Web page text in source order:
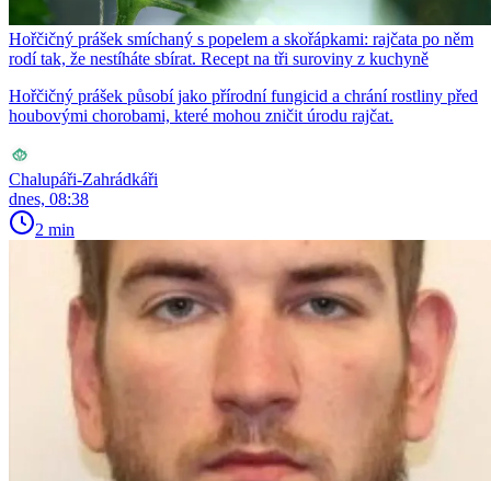
Hořčičný prášek smíchaný s popelem a skořápkami: rajčata po něm
rodí tak, že nestíháte sbírat. Recept na tři suroviny z kuchyně
Hořčičný prášek působí jako přírodní fungicid a chrání rostliny před
houbovými chorobami, které mohou zničit úrodu rajčat.
Chalupáři-Zahrádkáři
dnes, 08:38
2 min